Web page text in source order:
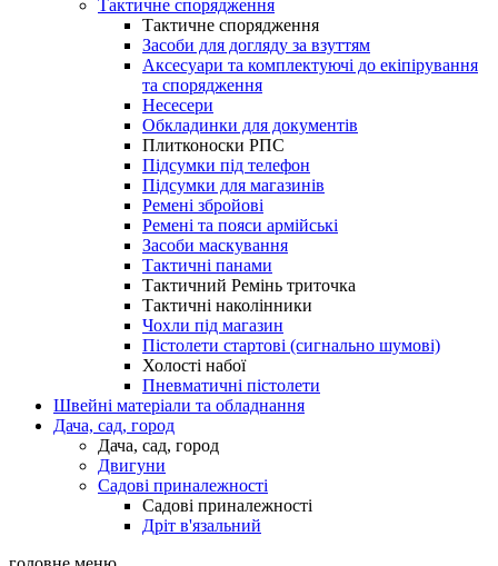
Тактичне спорядження
Тактичне спорядження
Засоби для догляду за взуттям
Аксесуари та комплектуючі до екіпірування
та спорядження
Несесери
Обкладинки для документів
Плитконоски РПС
Підсумки під телефон
Підсумки для магазинів
Ремені збройові
Ремені та пояси армійські
Засоби маскування
Тактичні панами
Тактичний Ремінь триточка
Тактичні наколінники
Чохли під магазин
Пістолети стартові (сигнально шумові)
Холості набої
Пневматичні пістолети
Швейні матеріали та обладнання
Дача, сад, город
Дача, сад, город
Двигуни
Садові приналежності
Садові приналежності
Дріт в'язальний